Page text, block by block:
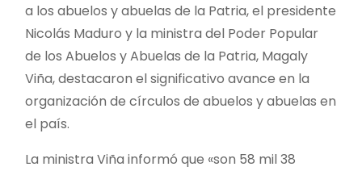
a los abuelos y abuelas de la Patria, el presidente
Nicolás Maduro y la ministra del Poder Popular
de los Abuelos y Abuelas de la Patria, Magaly
Viña, destacaron el significativo avance en la
organización de círculos de abuelos y abuelas en
el país.
La ministra Viña informó que «son 58 mil 38